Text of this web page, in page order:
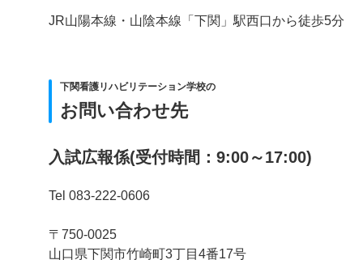
JR山陽本線・山陰本線「下関」駅西口から徒歩5分
下関看護リハビリテーション学校の
お問い合わせ先
入試広報係(受付時間：9:00～17:00)
Tel 083-222-0606
〒750-0025
山口県下関市竹崎町3丁目4番17号